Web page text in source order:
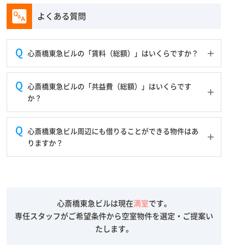
よくある質問
心斎橋東急ビルの「賃料（総額）」はいくらですか？
心斎橋東急ビルの「共益費（総額）」はいくらです
か？
心斎橋東急ビル周辺にも借りることができる物件はあ
りますか？
心斎橋東急ビルは現在満室です。
専任スタッフがご希望条件から空室物件を選定・ご提案い
たします。